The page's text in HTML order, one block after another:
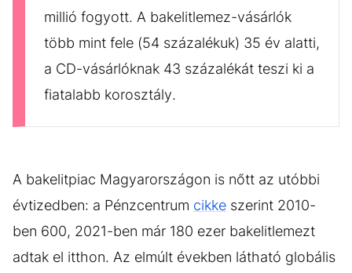
millió fogyott. A bakelitlemez-vásárlók
több mint fele (54 százalékuk) 35 év alatti,
a CD-vásárlóknak 43 százalékát teszi ki a
fiatalabb korosztály.
A bakelitpiac Magyarországon is nőtt az utóbbi
évtizedben: a Pénzcentrum cikke szerint 2010-
ben 600, 2021-ben már 180 ezer bakelitlemezt
adtak el itthon. Az elmúlt években látható globális